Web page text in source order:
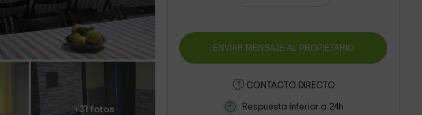
+31 fotos
CONTACTO DIRECTO
Respuesta inferior a 24h